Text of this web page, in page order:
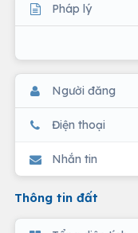
Pháp lý
Người đăng
Điện thoại
Nhắn tin
Thông tin đất